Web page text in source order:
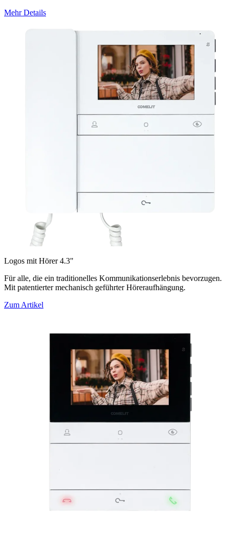
Mehr Details
Logos mit Hörer 4.3"
Für alle, die ein traditionelles Kommunikationserlebnis bevorzugen.
Mit patentierter mechanisch geführter Höreraufhängung.
Zum Artikel